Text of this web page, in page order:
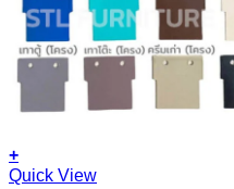
+
Quick View